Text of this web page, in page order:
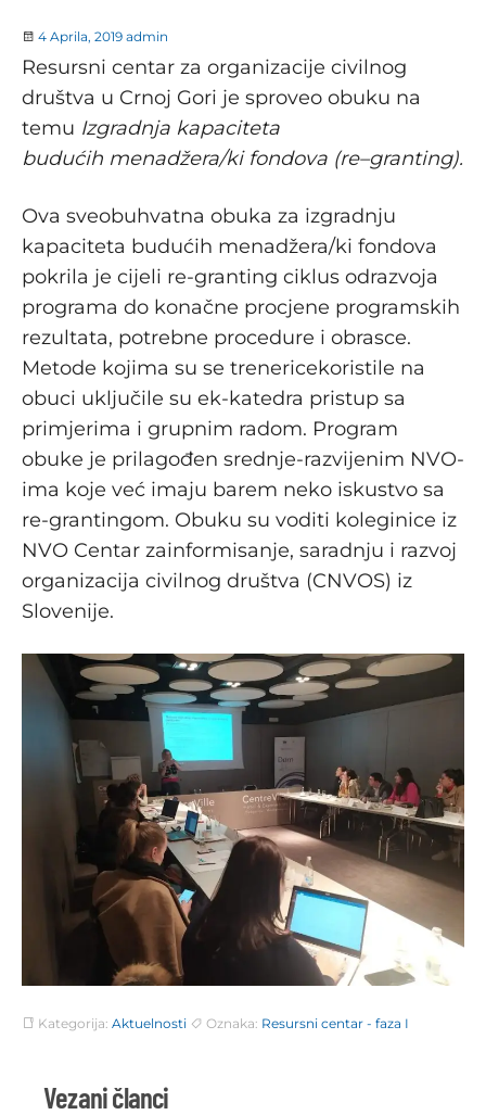
4 Aprila, 2019 admin
Resursni centar za organizacije civilnog
društva u Crnoj Gori je sproveo obuku na
temu Izgradnja kapaciteta
budućih menadžera/ki fondova (re–granting).
Ova sveobuhvatna obuka za izgradnju
kapaciteta budućih menadžera/ki fondova
pokrila je cijeli re-granting ciklus odrazvoja
programa do konačne procjene programskih
rezultata, potrebne procedure i obrasce.
Metode kojima su se trenericekoristile na
obuci uključile su ek-katedra pristup sa
primjerima i grupnim radom. Program
obuke je prilagođen srednje-razvijenim NVO-
ima koje već imaju barem neko iskustvo sa
re-grantingom. Obuku su voditi koleginice iz
NVO Centar zainformisanje, saradnju i razvoj
organizacija civilnog društva (CNVOS) iz
Slovenije.
Kategorija: Aktuelnosti Oznaka: Resursni centar - faza I
Vezani članci